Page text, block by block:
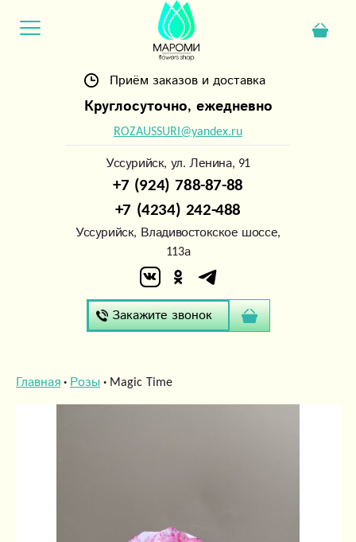
Приём заказов и доставка
Круглосуточно, ежедневно
ROZAUSSURI@yandex.ru
Уссурийск, ул. Ленина, 91
+7 (924) 788-87-88
+7 (4234) 242-488
Уссурийск, Владивостокское шоссе,
113а
Закажите звонок
Главная Розы Magic Time